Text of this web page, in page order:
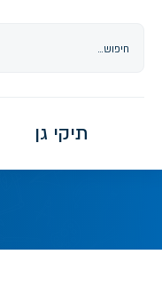
תיקי גן